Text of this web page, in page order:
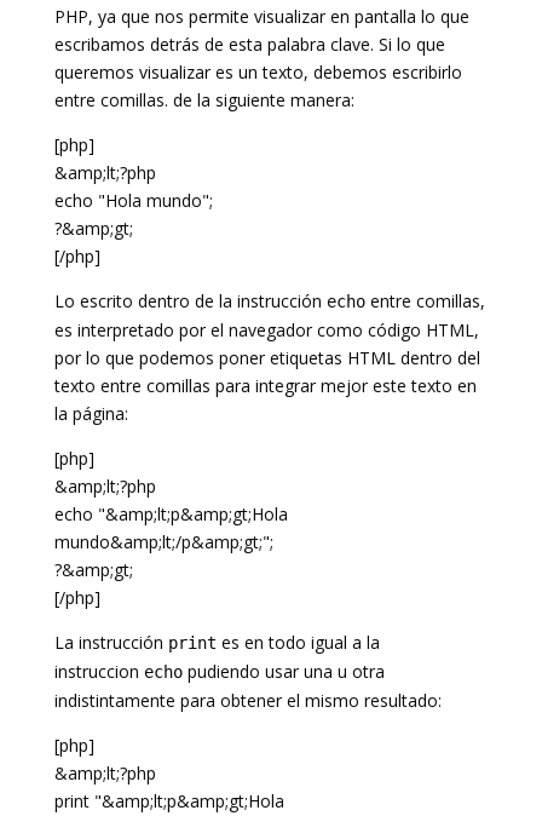
PHP, ya que nos permite visualizar en pantalla lo que
escribamos detrás de esta palabra clave. Si lo que
queremos visualizar es un texto, debemos escribirlo
entre comillas. de la siguiente manera:
[php]
&amp;lt;?php
echo "Hola mundo";
?&amp;gt;
[/php]
Lo escrito dentro de la instrucción echoentre comillas,
es interpretado por el navegador como código HTML,
por lo que podemos poner etiquetas HTML dentro del
texto entre comillas para integrar mejor este texto en
la página:
[php]
&amp;lt;?php
echo "&amp;lt;p&amp;gt;Hola
mundo&amp;lt;/p&amp;gt;";
?&amp;gt;
[/php]
La instrucción print es en todo igual a la
instruccion echopudiendo usar una u otra
indistintamente para obtener el mismo resultado:
[php]
&amp;lt;?php
print "&amp;lt;p&amp;gt;Hola